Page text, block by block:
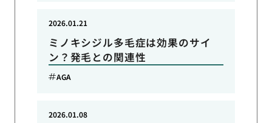
ミノキシジル多毛症は効果のサイ
ン？発毛との関連性
2026.01.21
AGA
2026.01.08